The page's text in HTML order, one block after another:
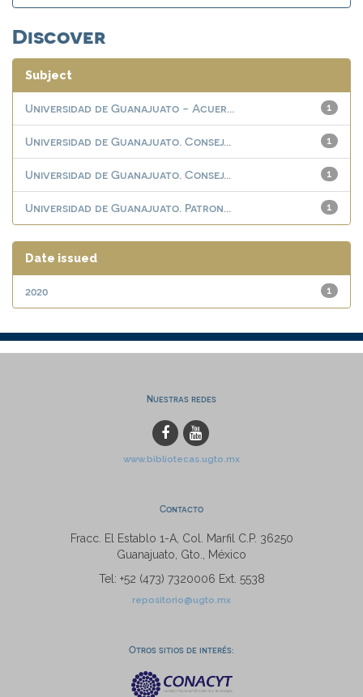
Discover
Subject
1
Universidad de Guanajuato - Acuer...
1
Universidad de Guanajuato. Consej...
1
Universidad de Guanajuato. Consej...
1
Universidad de Guanajuato. Patron...
Date issued
1
2020
Nuestras redes
www.bibliotecas.ugto.mx
Contacto
Fracc. El Establo 1-A, Col. Marfil C.P. 36250
Guanajuato, Gto., México
Tel: +52 (473) 7320006 Ext. 5538
repositorio@ugto.mx
Otros sitios de interés: